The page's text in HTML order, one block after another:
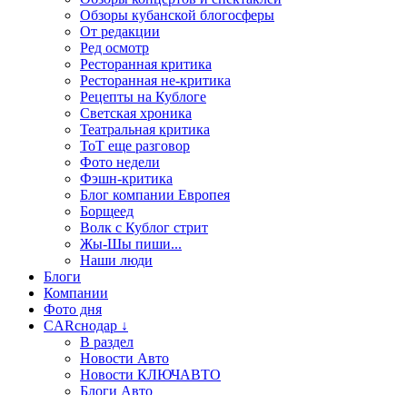
Обзоры кубанской блогосферы
От редакции
Ред осмотр
Ресторанная критика
Ресторанная не-критика
Рецепты на Кублоге
Светская хроника
Театральная критика
ТоТ еще разговор
Фото недели
Фэшн-критика
Блог компании Европея
Борщеед
Волк с Кублог стрит
Жы-Шы пиши...
Наши люди
Блоги
Компании
Фото дня
CARснодар ↓
В раздел
Новости Авто
Новости КЛЮЧАВТО
Блоги Авто